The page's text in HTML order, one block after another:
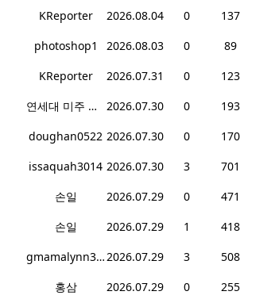
KReporter 2026.08.04 0
137
photoshop1 2026.08.03 0
89
KReporter 2026.07.31 0
123
연세대 미주 총동문회 2026.07.30 0
193
doughan0522 2026.07.30 0
170
issaquah3014 2026.07.30 3
701
손일 2026.07.29 0
471
손일 2026.07.29 1
418
gmamalynn3782026.07.29 3
508
홍삼 2026.07.29 0 255